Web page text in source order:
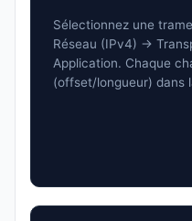
Sélectionnez une
Réseau (IPv4) →
Application. Chaque
(offset/longueur) dans